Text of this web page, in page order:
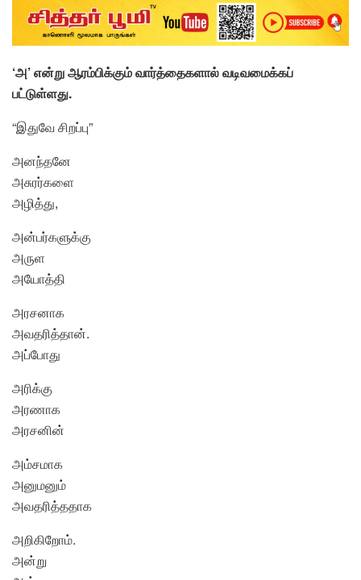
‘அ’ என்று ஆரம்பிக்கும் வார்த்தைகளால் வடிவமைக்கப்
பட்டுள்ளது.
“இதுவே சிறப்பு”
அனந்தனே
அசுரர்களை
அழித்து,
அன்பர்களுக்கு
அருள
அயோத்தி
அரசனாக
அவதரித்தான்.
அப்போது
அரிக்கு
அரணாக
அரசனின்
அம்சமாக
அனுமனும்
அவதரித்ததாக
அறிகிறோம்.
அன்று